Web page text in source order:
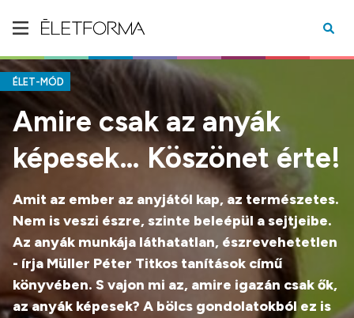
ÉLET-MÓD
Amire csak az anyák
képesek… Köszönet érte!
Amit az ember az anyjától kap, az természetes.
Nem is veszi észre, szinte beleépül a sejtjeibe.
Az anyák munkája láthatatlan, észrevehetetlen
- írja Müller Péter Titkos tanítások című
könyvében. S vajon mi az, amire igazán csak ők,
az anyák képesek? A bölcs gondolatokból ez is